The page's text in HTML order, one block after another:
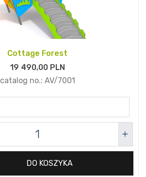
Cottage Forest
19 490,00PLN
catalog no.: AV/7001
DO KOSZYKA